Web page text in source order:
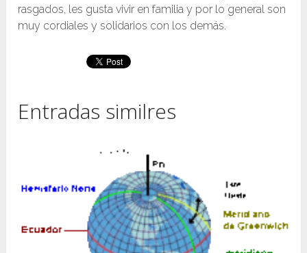
rasgados, les gusta vivir en familia y por lo general son
muy cordiales y solidarios con los demás.
Entradas similres